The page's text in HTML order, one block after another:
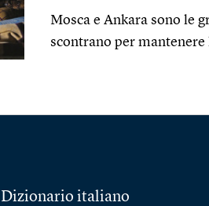
Mosca e Ankara sono le
scontrano per
Dizionario italiano